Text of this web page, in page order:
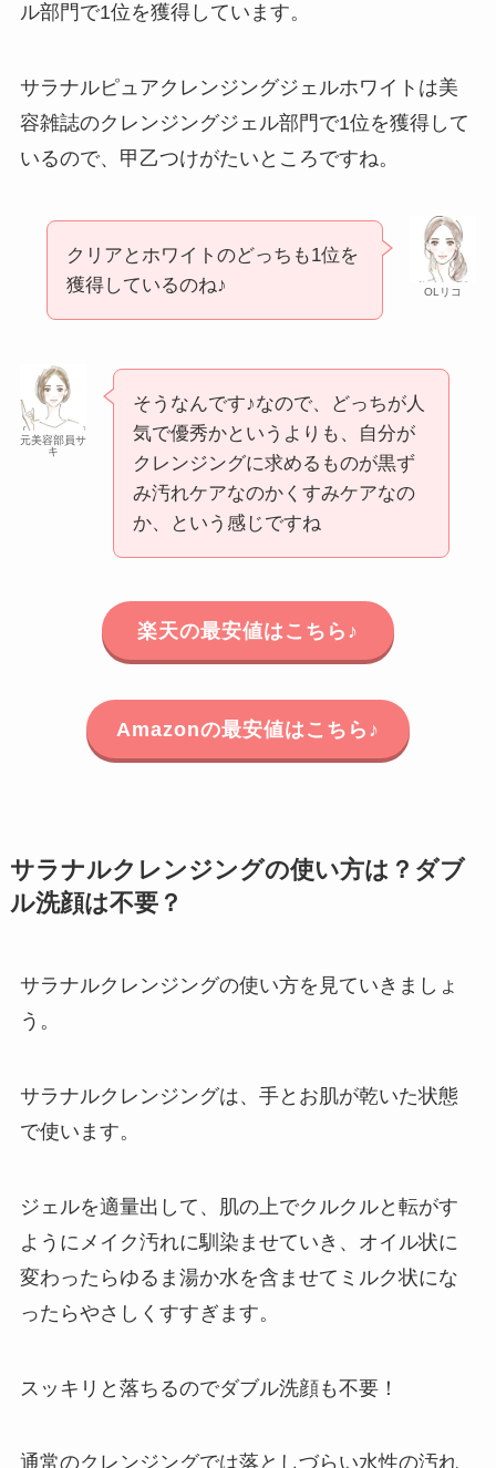
ル部門で1位を獲得しています。
サラナルピュアクレンジングジェルホワイトは美
容雑誌のクレンジングジェル部門で1位を獲得して
いるので、甲乙つけがたいところですね。
OLリコ
クリアとホワイトのどっちも1位を
獲得しているのね♪
元美容部員サ
キ
そうなんです♪なので、どっちが人
気で優秀かというよりも、自分が
クレンジングに求めるものが黒ず
み汚れケアなのかくすみケアなの
か、という感じですね
楽天の最安値はこちら♪
Amazonの最安値はこちら♪
サラナルクレンジングの使い方は？ダブ
ル洗顔は不要？
サラナルクレンジングの使い方を見ていきましょ
う。
サラナルクレンジングは、手とお肌が乾いた状態
で使います。
ジェルを適量出して、肌の上でクルクルと転がす
ようにメイク汚れに馴染ませていき、オイル状に
変わったらゆるま湯か水を含ませてミルク状にな
ったらやさしくすすぎます。
スッキリと落ちるのでダブル洗顔も不要！
通常のクレンジングでは落としづらい水性の汚れ